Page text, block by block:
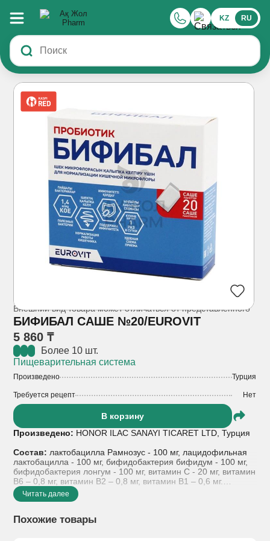
KZ RU
Внешний вид товара может отличаться от представленного
БИФИБАЛ САШЕ №20/EUROVIT
5 860 ₸
Более 10 шт.
Пищеварительная система
Произведено Турция
Требуется рецепт Нет
В корзину
Произведено: HONOR ILAC SANAYI TICARET LTD, Турция
Состав: лактобацилла Рамнозус - 100 мг, лацидофильная
лактобацилла - 100 мг, бифидобактерия бифидум - 100 мг,
бифидобактерия лонгум - 100 мг, витамин C - 20 мг, витамин
В6 – 0,8 мг, витамин В2 – 0,8 мг, витамин В1 – 0,6 мг.
Вспомогательные вещества: мальтодекстрин
• Диарее инфекционной этиологии
Читать далее
Похожие товары